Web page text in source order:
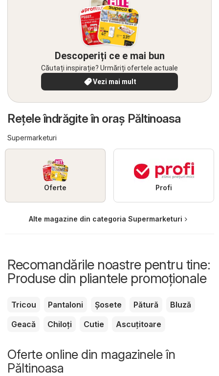
Descoperiți ce e mai bun
Căutați inspirație? Urmăriți ofertele actuale
Vezi mai mult
Reţele îndrăgite în oraş Păltinoasa
Supermarketuri
Oferte Profi
Alte magazine din categoria Supermarketuri
Recomandările noastre pentru tine:
Produse din pliantele promoționale
Tricou Pantaloni Șosete Pătură
Bluză
Geacă
Chiloți Cutie Ascuțitoare
Oferte online din magazinele în
Păltinoasa